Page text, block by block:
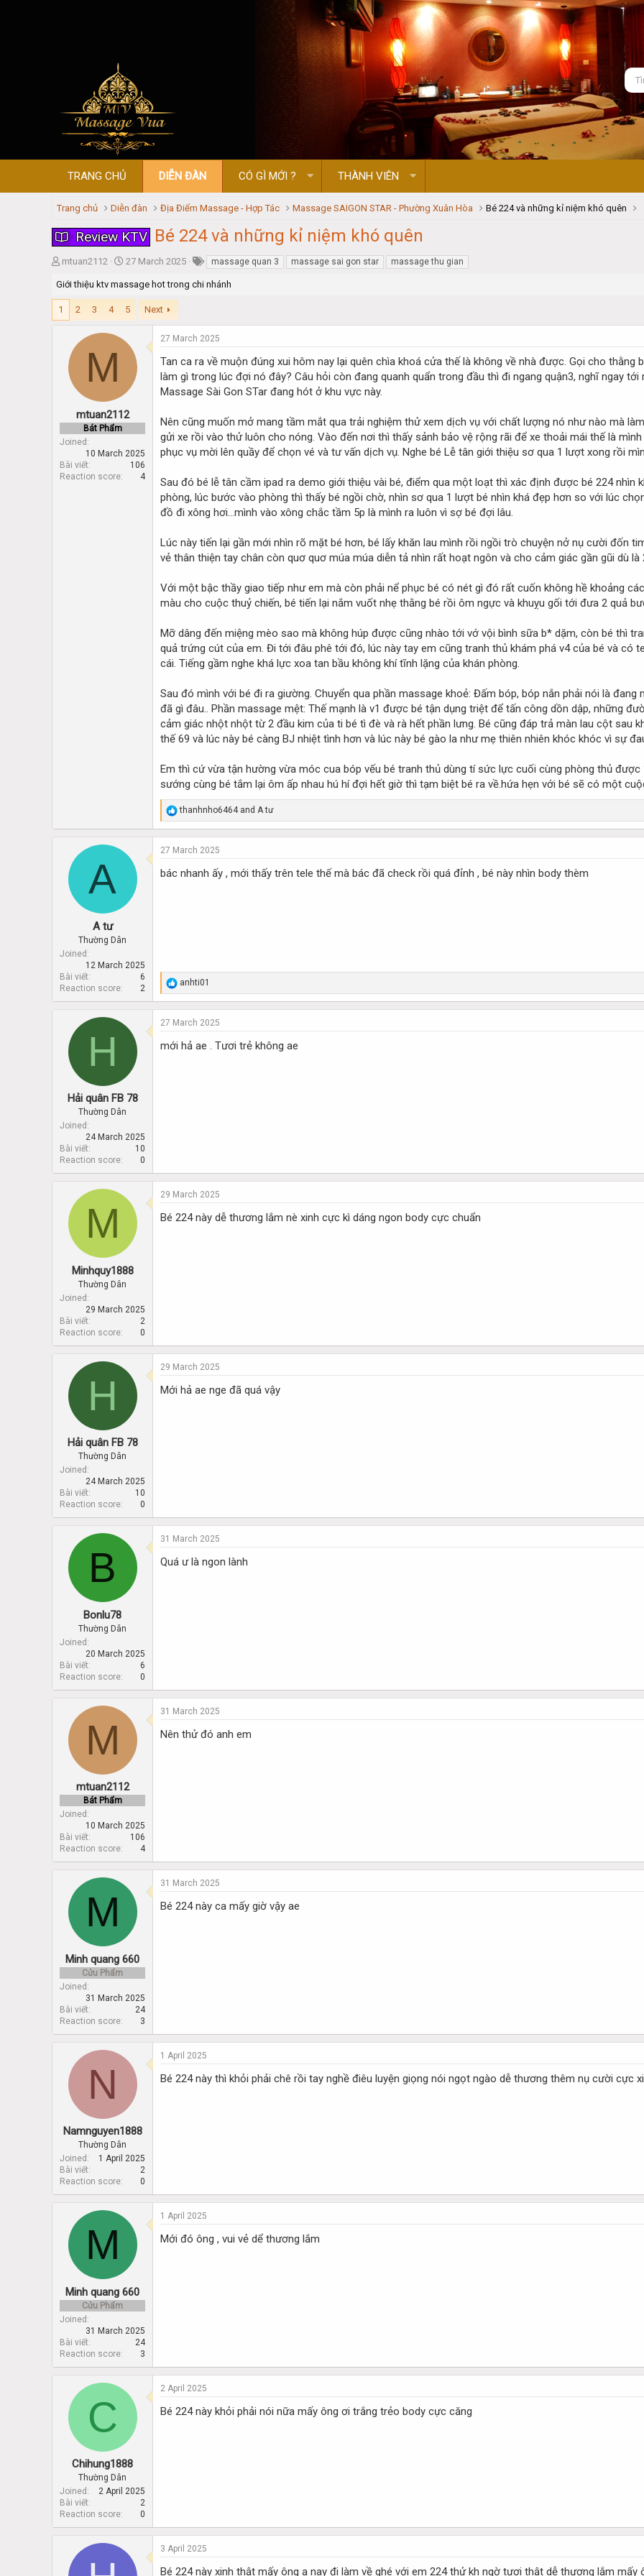
TRANG CHỦ DIỄN ĐÀN CÓ GÌ MỚI ? THÀNH VIÊN
Trang chủ Diễn đàn Địa Điểm Massage - Hợp Tác Massage SAIGON STAR - Phường Xuân Hòa Bé 224 và những kỉ niệm khó quên
Review KTV Bé 224 và những kỉ niệm khó quên
T
r
e
a
mtuan2112
S
a
r
t
a
27 March 2025 massage quan 3 massage sai gon star massage thu gian
Giới thiệu ktv massage hot trong chi nhánh
1 2 3 4 5 Next
M
mtuan2112
Bát Phẩm
Joined
10 March 2025
Bài viết
106
Reaction score
4
27 March 2025
Tan ca ra về muộn đúng xui hôm nay lại quên chìa khoá cửa thế là không về nhà được. Gọi cho thằng
làm gì trong lúc đợi nó đây? Câu hỏi còn đang quanh quẩn trong đầu thì đi ngang quận3, nghĩ ngay
Massage Sài Gon STar đang hót ở khu vực này.
Nên cũng muốn mở mang tầm mắt qua trải nghiệm thử xem dịch vụ với chất lượng nó như nào mà
gửi xe rồi vào thử luôn cho nóng. Vào đến nơi thì thấy sảnh bảo vệ rộng rãi để xe thoải mái thế là
phục vụ mời lên quầy để chọn vé và tư vấn dịch vụ. Nghe bé Lễ tân giới thiệu sơ qua 1 lượt xong rồi
Sau đó bé lễ tân cầm ipad ra demo giới thiệu vài bé, điểm qua một loạt thì xác định được bé 224 nhìn
phòng, lúc bước vào phòng thì thấy bé ngồi chờ, nhìn sơ qua 1 lượt bé nhìn khá đẹp hơn so với lúc
đồ đi xông hơi...mình vào xông chắc tầm 5p là mình ra luôn vì sợ bé đợi lâu.
Lúc này tiến lại gần mới nhìn rõ mặt bé hơn, bé lấy khăn lau mình rồi ngồi trò chuyện nở nụ cười đốn
vẻ thân thiện tay chân còn quơ quơ múa múa diễn tả nhìn rất hoạt ngôn và cho cảm giác gần gũi dù là
Với một bậc thầy giao tiếp như em mà còn phải nể phục bé có nét gì đó rất cuốn không hề khoảng
màu cho cuộc thuỷ chiến, bé tiến lại nắm vuốt nhẹ thằng bé rồi ôm ngực và khuỵu gối tới đưa 2 quả
Mỡ dâng đến miệng mèo sao mà không húp được cũng nhào tới vớ vội bình sữa b* dặm, còn bé thì
quả trứng cút của em. Đi tới đâu phê tới đó, lúc này tay em cũng tranh thủ khám phá v4 của bé và có
cái. Tiếng gầm nghe khá lực xoa tan bầu không khí tĩnh lặng của khán phòng.
Sau đó mình với bé đi ra giường. Chuyển qua phần massage khoẻ: Đấm bóp, bóp nắn phải nói là
đã gì đâu.. Phần massage mệt: Thế mạnh là v1 được bé tận dụng triệt để tấn công dồn dập, những
cảm giác nhột nhột từ 2 đầu kim của ti bé tì đè và rà hết phần lưng. Bé cũng đáp trả màn lau cột sau
thế 69 và lúc này bé càng BJ nhiệt tình hơn và lúc này bé gào la như mẹ thiên nhiên khóc khóc vì sự
Em thì cứ vừa tận hường vừa móc cua bóp vếu bé tranh thủ dùng tí sức lực cuối cùng phòng thủ
sướng cùng bé tắm lại ôm ấp nhau hú hí đợi hết giờ thì tạm biệt bé ra về.hứa hẹn với bé sẽ có một
R
e
a
t
o
thanhnho6464and A tư
A
A tư
Thường Dân
Joined
12 March 2025
Bài viết
6
Reaction score
2
27 March 2025
bác nhanh ấy , mới thấy trên tele thế mà bác đã check rồi quá đỉnh , bé này nhìn body thèm
R
e
a
t
o
anhti01
H
Hải quân FB 78
Thường Dân
Joined
24 March 2025
Bài viết
10
Reaction score
0
27 March 2025
mới hả ae . Tươi trẻ không ae
M
Minhquy1888
Thường Dân
Joined
29 March 2025
Bài viết
2
Reaction score
0
29 March 2025
Bé 224 này dễ thương lắm nè xinh cực kì dáng ngon body cực chuẩn
H
Hải quân FB 78
Thường Dân
Joined
24 March 2025
Bài viết
10
Reaction score
0
29 March 2025
Mới hả ae nge đã quá vậy
B
Bonlu78
Thường Dân
Joined
20 March 2025
Bài viết
6
Reaction score
0
31 March 2025
Quá ư là ngon lành
M
mtuan2112
Bát Phẩm
Joined
10 March 2025
Bài viết
106
Reaction score
4
31 March 2025
Nên thử đó anh em
M
Minh quang 660
Cửu Phẩm
Joined
31 March 2025
Bài viết
24
Reaction score
3
31 March 2025
Bé 224 này ca mấy giờ vậy ae
N
Namnguyen1888
Thường Dân
Joined
1 April 2025
Bài viết
2
Reaction score
0
1 April 2025
Bé 224 này thì khỏi phải chê rồi tay nghề điêu luyện giọng nói ngọt ngào dễ thương thêm nụ cười cực
M
Minh quang 660
Cửu Phẩm
Joined
31 March 2025
Bài viết
24
Reaction score
3
1 April 2025
Mới đó ông , vui vẻ dể thương lắm
C
Chihung1888
Thường Dân
Joined
2 April 2025
Bài viết
2
Reaction score
0
2 April 2025
Bé 224 này khỏi phải nói nữa mấy ông ơi trắng trẻo body cực căng
3 April 2025
Bé 224 này xinh thật mấy ông ạ nay đi làm về ghé với em 224 thử kh ngờ tươi thật dễ thương lắm mấy